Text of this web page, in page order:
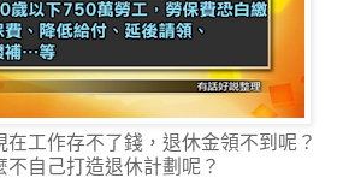
工作存不了錢，退休金領不到呢？
自己打造退休計劃呢？